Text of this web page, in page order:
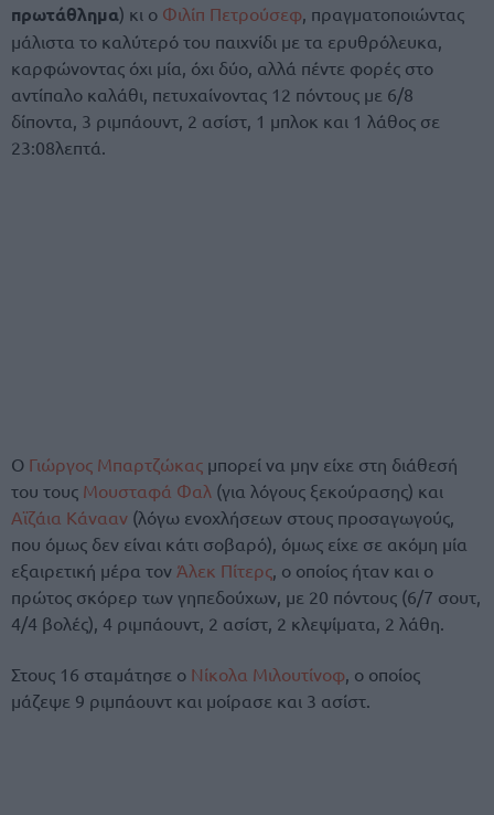
πρωτάθλημα) κι ο Φιλίπ Πετρούσεφ , πραγματοποιώντας
μάλιστα το καλύτερό του παιχνίδι με τα ερυθρόλευκα,
καρφώνοντας όχι μία, όχι δύο, αλλά πέντε φορές στο
αντίπαλο καλάθι, πετυχαίνοντας 12 πόντους με 6/8
δίποντα, 3 ριμπάουντ, 2 ασίστ, 1 μπλοκ και 1 λάθος σε
23:08λεπτά.
Ο Γιώργος Μπαρτζώκας μπορεί να μην είχε στη διάθεσή
του τους Μουσταφά Φαλ (για λόγους ξεκούρασης) και
Αϊζάια Κάνααν (λόγω ενοχλήσεων στους προσαγωγούς,
που όμως δεν είναι κάτι σοβαρό), όμως είχε σε ακόμη μία
εξαιρετική μέρα τον Άλεκ Πίτερς , ο οποίος ήταν και ο
πρώτος σκόρερ των γηπεδούχων, με 20 πόντους (6/7 σουτ,
4/4 βολές), 4 ριμπάουντ, 2 ασίστ, 2 κλεψίματα, 2 λάθη.
Στους 16 σταμάτησε ο Νίκολα Μιλουτίνοφ , ο οποίος
μάζεψε 9 ριμπάουντ και μοίρασε και 3 ασίστ.